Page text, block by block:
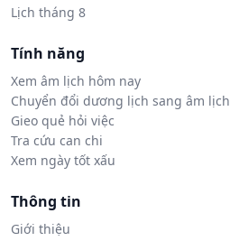
Lịch tháng 8
Tính năng
Xem âm lịch hôm nay
Chuyển đổi dương lịch sang âm lịch
Gieo quẻ hỏi việc
Tra cứu can chi
Xem ngày tốt xấu
Thông tin
Giới thiệu